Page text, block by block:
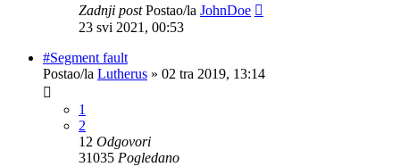
Zadnji postPostao/la JohnDoe
23 svi 2021, 00:53
#Segment fault
Postao/la Lutherus » 02 tra 2019, 13:14
1
2
12 Odgovori
31035 Pogledano